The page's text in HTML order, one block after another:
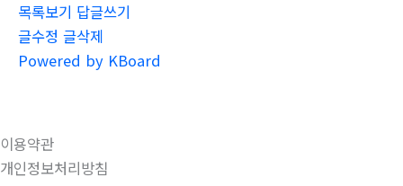
목록보기 답글쓰기
글수정 글삭제
Powered by KBoard
이용약관
개인정보처리방침